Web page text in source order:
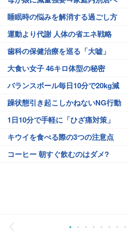
睡眠時の悩みを解消する過ごし方
運動より代謝 人体の省エネ戦略
歯科の保健治療を巡る「大嘘」
大食い女子 46キロ体型の秘密
バランスボール毎日10分で20kg減
躁状態引き起こしかねないNG行動
1日10分で手軽に「ひざ痛対策」
キウイを食べる際の3つの注意点
コーヒー 朝すぐ飲むのはダメ?